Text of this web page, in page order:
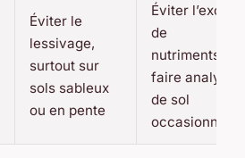
Éviter le
lessivage,
surtout sur
sols sableux
ou en pente
Éviter l’excès
de
nutriments,
faire analyse
de sol
occasionnelle